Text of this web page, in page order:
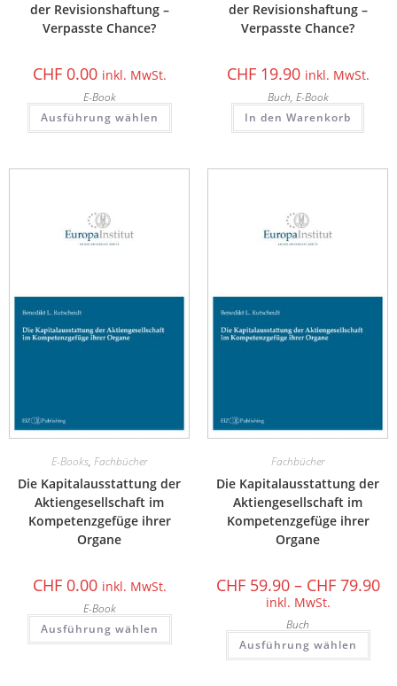
der Revisionshaftung –
Verpasste Chance?
CHF0.00 inkl. MwSt.
E-Book
Ausführung wählen
der Revisionshaftung –
Verpasste Chance?
CHF19.90 inkl. MwSt.
Buch, E-Book
In den Warenkorb
E-Books, Fachbücher
Die Kapitalausstattung der
Aktiengesellschaft im
Kompetenzgefüge ihrer
Organe
CHF0.00 inkl. MwSt.
E-Book
Ausführung wählen
Fachbücher
Die Kapitalausstattung der
Aktiengesellschaft im
Kompetenzgefüge ihrer
Organe
CHF59.90 – CHF79.90
inkl. MwSt.
Buch
Ausführung wählen